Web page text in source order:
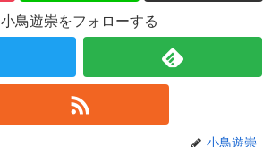
小鳥遊崇をフォローする
小鳥遊崇